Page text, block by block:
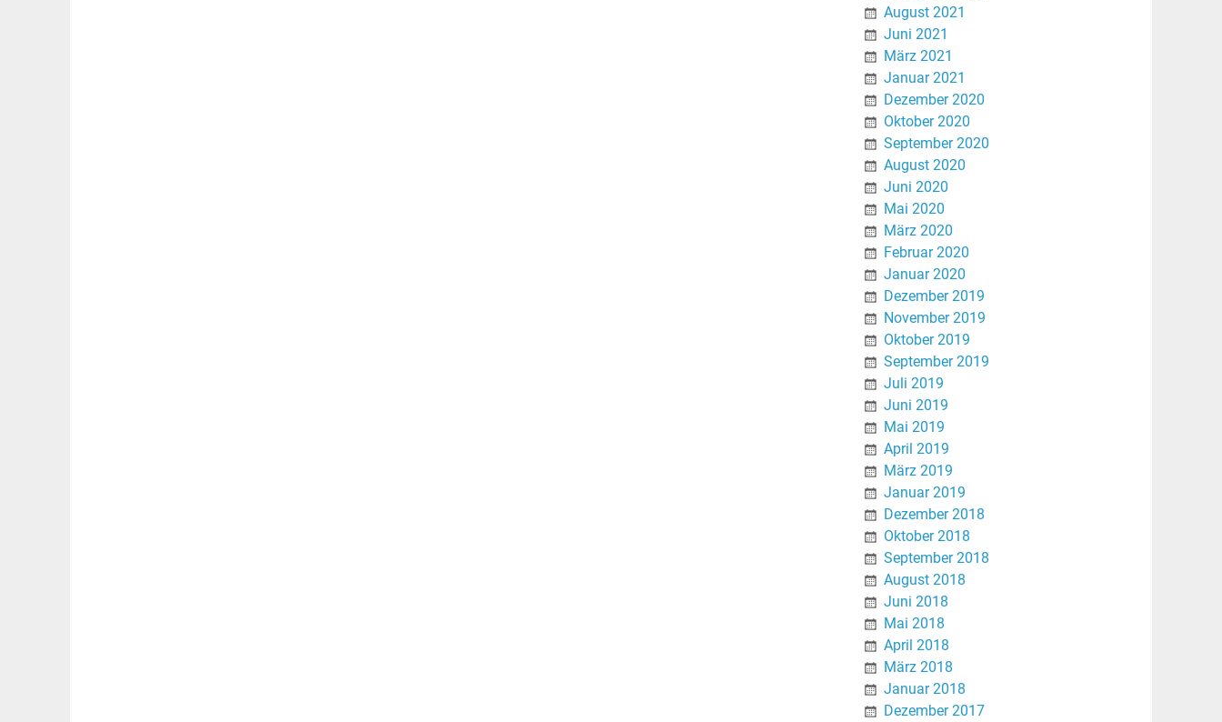
August 2021
Juni 2021
März 2021
Januar 2021
Dezember 2020
Oktober 2020
September 2020
August 2020
Juni 2020
Mai 2020
März 2020
Februar 2020
Januar 2020
Dezember 2019
November 2019
Oktober 2019
September 2019
Juli 2019
Juni 2019
Mai 2019
April 2019
März 2019
Januar 2019
Dezember 2018
Oktober 2018
September 2018
August 2018
Juni 2018
Mai 2018
April 2018
März 2018
Januar 2018
Dezember 2017